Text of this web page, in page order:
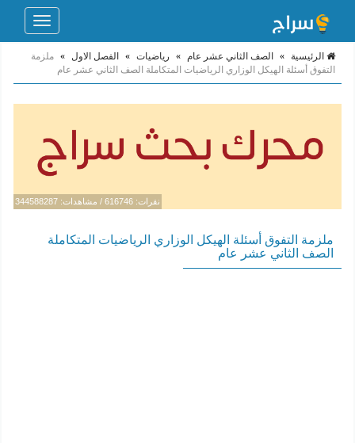
Toggle
الرئيسية » الصف الثاني عشر عام » رياضيات » الفصل الاول » ملزمة
التفوق أسئلة الهيكل الوزاري الرياضيات المتكاملة الصف الثاني عشر عام
نقرات: 616746 / مشاهدات: 344588287
ملزمة التفوق أسئلة الهيكل الوزاري الرياضيات المتكاملة
الصف الثاني عشر عام